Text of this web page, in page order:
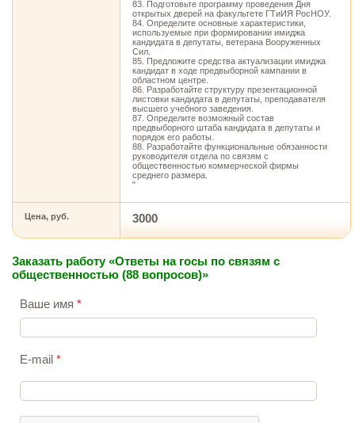
83. Подготовьте программу проведения Дня
открытых дверей на факультете ГТиИЯ РосНОУ.
84. Определите основные характеристики,
используемые при формировании имиджа
кандидата в депутаты, ветерана Вооруженных
Сил.
85. Предложите средства актуализации имиджа
кандидат в ходе предвыборной кампании в
областном центре.
86. Разработайте структуру презентационной
листовки кандидата в депутаты, преподавателя
высшего учебного заведения.
87. Определите возможный состав
предвыборного штаба кандидата в депутаты и
порядок его работы.
88. Разработайте функциональные обязанности
руководителя отдела по связям с
общественностью коммерческой фирмы
среднего размера.
"
Цена, руб. 3000
Заказать работу «Ответы на госы по связям с
общественностью (88 вопросов)»
Ваше имя *
E-mail *